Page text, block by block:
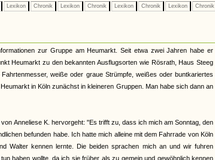
Lexikon Chronik Lexikon Chronik Lexikon Chronik Lexikon Chronik
zur Gruppe am Heumarkt. Seit etwa zwei Jahren habe er
Heumarkt zu den bekannten Ausflugsorten wie Rösrath, Haus Steeg
weiße oder graue Strümpfe, weißes oder buntkariertes
in Köln zunächst in kleineren Gruppen. Man habe sich dann an
Anneliese K. hervorgeht: "Es trifft zu, dass ich mich am Sonntag, den
befunden habe. Ich hatte mich alleine mit dem Fahrrade von Köln
Walter kennen lernte. Die beiden sprachen mich an und wir fuhren
haben wollte, da ich sie früher als zu gemein und gewöhnlich kennen